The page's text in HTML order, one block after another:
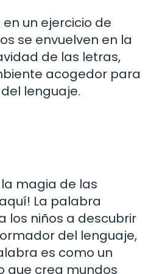
un ejercicio de
se envuelven en la
de las letras,
acogedor para
lenguaje.
magia de las
La palabra
los niños a descubrir
del lenguaje,
es como un
que crea mundos